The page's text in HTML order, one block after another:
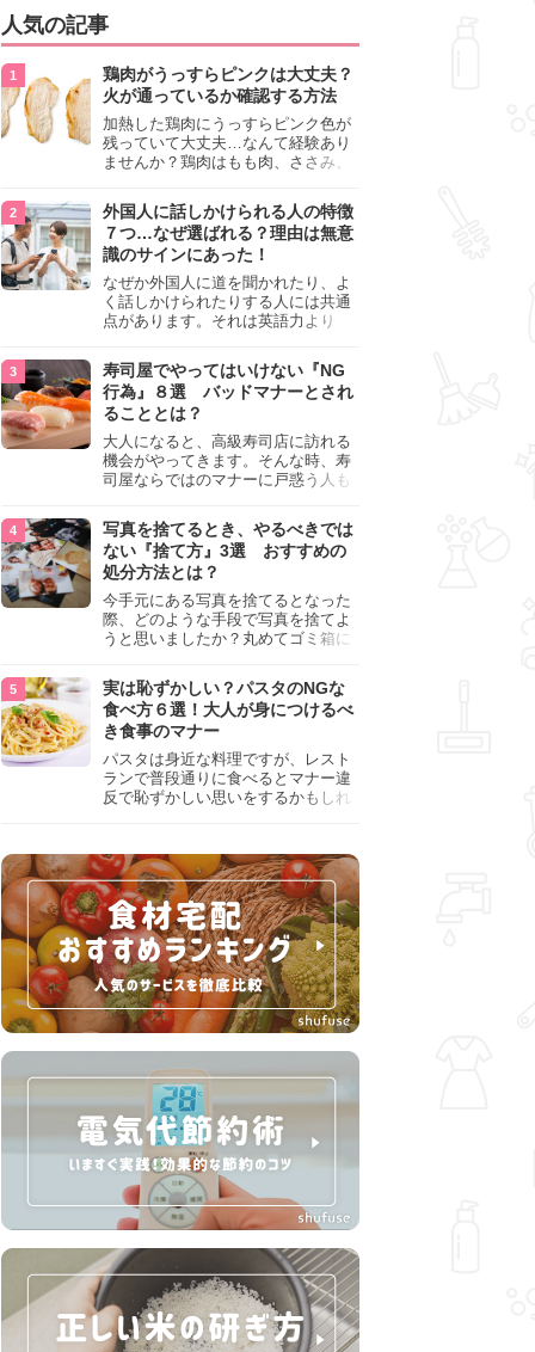
人気の記事
鶏肉がうっすらピンクは大丈夫？
火が通っているか確認する方法
加熱した鶏肉にうっすらピンク色が
残っていて大丈夫…なんて経験あり
ませんか？鶏肉はもも肉、ささみ、
わいが異なり、いろいろと楽しめる
料理ですが、鶏肉は加熱した後でも
うっすらピンク色の部分が大丈夫な
のと気になるときがあります。この
記事では生焼けか火が通っているの
かを確認する方法や、鶏肉を調理す
るときの注意点を紹介しますので、
参考にしてみてくださいね。
外国人に話しかけられる人の特徴
７つ…なぜ選ばれる？理由は無意
識のサインにあった！
なぜか外国人に道を聞かれたり、よ
く話しかけられたりする人には共通
点があります。それは英語力より
けても大丈夫」というサインが関係
しています。よく選ばれる人の特徴
や、英語が苦手でも焦らない対処
法、自分を守るための注意点を詳し
く解説します。
寿司屋でやってはいけない『NG
行為』８選 バッドマナーとされ
ることとは？
大人になると、高級寿司店に訪れる
機会がやってきます。そんな時、寿
司屋ならではのマナーに戸惑う人も
らためて寿司屋でやってはいけない
『NG行為』をチェックしましょう。
写真を捨てるとき、やるべきでは
ない『捨て方』3選 おすすめの
処分方法とは？
今手元にある写真を捨てるとなった
際、どのような手段で写真を捨てよ
うと思いましたか？丸めてゴミ箱に
真は個人情報が詰まっているので、
ただ丸めただけの状態で捨ててしま
うのは危険です。写真にすべきでは
ない捨て方をまとめているので、ぜ
ひチェックしておきましょう。
実は恥ずかしい？パスタのNGな
食べ方６選！大人が身につけるべ
き食事のマナー
パスタは身近な料理ですが、レスト
ランで普段通りに食べるとマナー違
反で恥ずかしい思いをするかもしれ
して、正しい食べ方を確認しましょ
う。大人の嗜みとして知っておきた
い新常識を解説します。